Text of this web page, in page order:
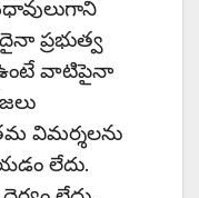
ప్రభుత్వ
ఉంటే వాటిపైనా
విమర్శలను
లేదు.